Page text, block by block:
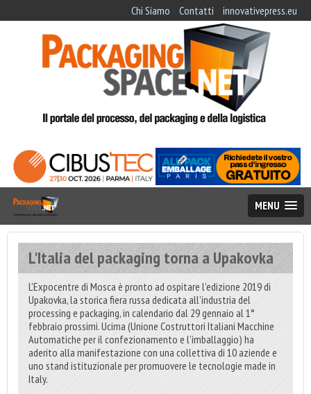
Chi Siamo Contatti innovativepress.eu
MENU
L'Italia del packaging torna a Upakovka
L’Expocentre di Mosca è pronto ad ospitare l’edizione 2019 di
Upakovka, la storica fiera russa dedicata all’industria del
processing e packaging, in calendario dal 29 gennaio al 1°
febbraio prossimi. Ucima (Unione Costruttori Italiani Macchine
Automatiche per il confezionamento e l’imballaggio) ha
aderito alla manifestazione con una collettiva di 10 aziende e
uno stand istituzionale per promuovere le tecnologie made in
Italy.